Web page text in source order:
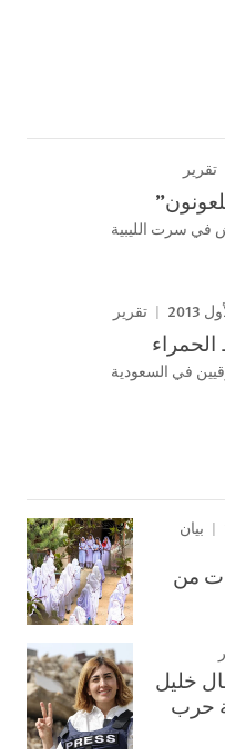
تقرير
في سرت الليبية
تقرير
في السعودية
بيان
من
خليل
حرب